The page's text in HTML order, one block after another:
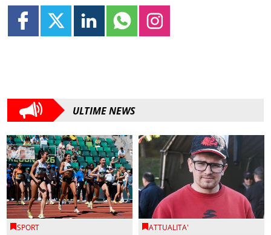
ULTIME NEWS
SPORT ATTUALITA'